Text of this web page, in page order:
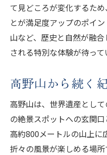
て見どころが変化するた
とが満足度アップのポイ
山など、歴史と自然が融
される特別な体験が待って
高野山から続く
高野山は、世界遺産とし
の絶景スポットへの玄関
高約800メートルの山上に
折々の風景が楽しめる場